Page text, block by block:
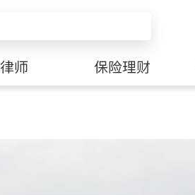
律师 保险理财